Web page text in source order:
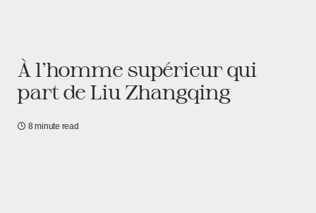
À l’homme supérieur qui
part de Liu Zhangqing
8 minute read